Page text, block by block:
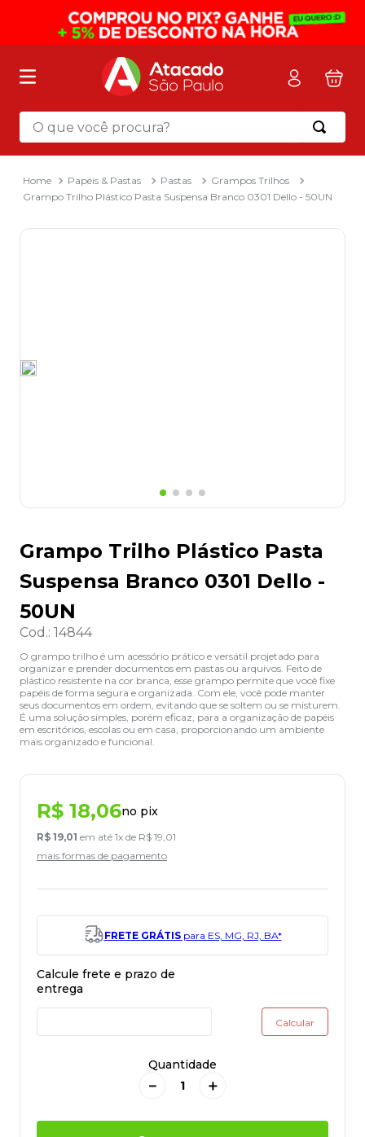
O que você procura?
Papéis & Pastas Pastas
Grampos Trilhos
Grampo Trilho Plástico Pasta Suspensa Branco 0301 Dello - 50UN
Grampo Trilho Plástico Pasta
Suspensa Branco 0301 Dello -
50UN
Cod.: 14844
O grampo trilho é um acessório prático e versátil projetado para
organizar e prender documentos em pastas ou arquivos. Feito de
plástico resistente na cor branca, esse grampo permite que você fixe
papéis de forma segura e organizada. Com ele, você pode manter
seus documentos em ordem, evitando que se soltem ou se misturem.
É uma solução simples, porém eficaz, para a organização de papéis
em escritórios, escolas ou em casa, proporcionando um ambiente
mais organizado e funcional.
R$ 18,06no pix
R$ 19,01 em até 1x de R$ 19,01
mais formas de pagamento
FRETE GRÁTISpara ES, MG, RJ, BA*
Quantidade
＋
－
Termos mais buscados
mochila
2 º sacola
3º mala
8